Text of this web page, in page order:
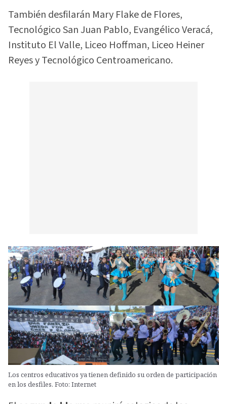
También desfilarán Mary Flake de Flores,
Tecnológico San Juan Pablo, Evangélico Veracá,
Instituto El Valle, Liceo Hoffman, Liceo Heiner
Reyes y Tecnológico Centroamericano.
Los centros educativos ya tienen definido su orden de participación
en los desfiles. Foto: Internet